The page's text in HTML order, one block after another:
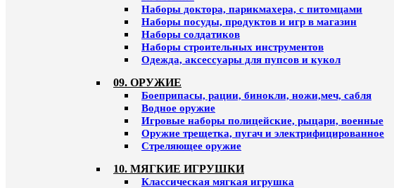
Наборы доктора, парикмахера, с питомцами
Наборы посуды, продуктов и игр в магазин
Наборы солдатиков
Наборы строительных инструментов
Одежда, аксессуары для пупсов и кукол
09. ОРУЖИЕ
Боеприпасы, рации, бинокли, ножи,меч, сабля
Водное оружие
Игровые наборы полицейские, рыцари, военные
Оружие трещетка, пугач и электрифицированное
Стреляющее оружие
10. МЯГКИЕ ИГРУШКИ
Классическая мягкая игрушка